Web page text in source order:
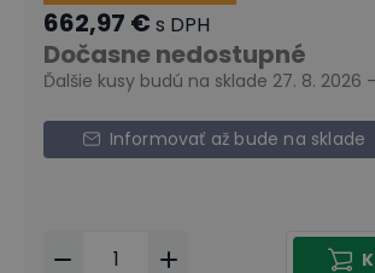
662,97 € s DPH
Dočasne nedostupné
Ďalšie kusy budú na sklade 27. 8. 2026
Informovať až bude na sklade